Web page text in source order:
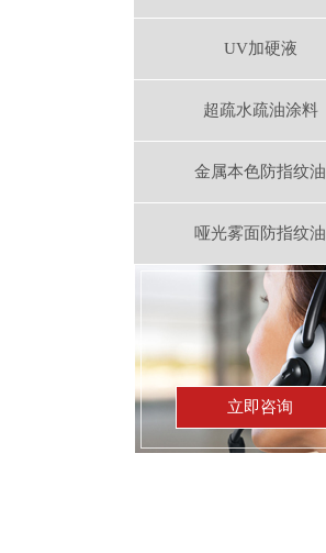
UV加硬液
超疏水疏油涂料
金属本色防指纹油
哑光雾面防指纹油
立即咨询